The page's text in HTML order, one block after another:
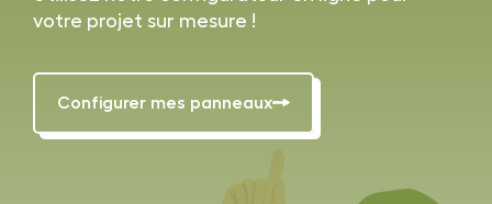
votre projet sur mesure !
Configurer mes panneaux